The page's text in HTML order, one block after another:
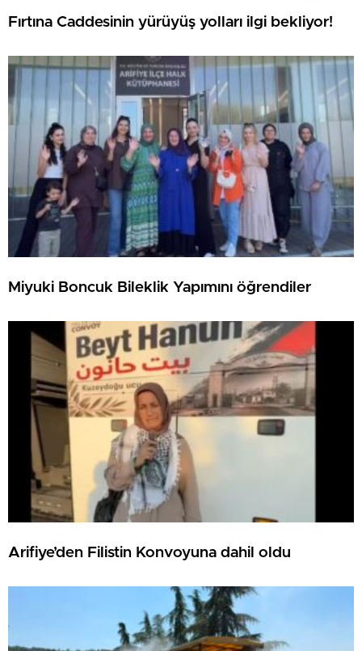
Fırtına Caddesinin yürüyüş yolları ilgi bekliyor!
Miyuki Boncuk Bileklik Yapımını öğrendiler
Arifiye’den Filistin Konvoyuna dahil oldu